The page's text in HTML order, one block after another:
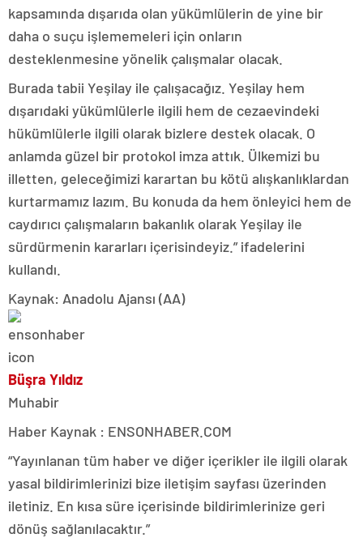
kapsamında dışarıda olan yükümlülerin de yine bir
daha o suçu işlememeleri için onların
desteklenmesine yönelik çalışmalar olacak.
Burada tabii Yeşilay ile çalışacağız. Yeşilay hem
dışarıdaki yükümlülerle ilgili hem de cezaevindeki
hükümlülerle ilgili olarak bizlere destek olacak. O
anlamda güzel bir protokol imza attık. Ülkemizi bu
illetten, geleceğimizi karartan bu kötü alışkanlıklardan
kurtarmamız lazım. Bu konuda da hem önleyici hem de
caydırıcı çalışmaların bakanlık olarak Yeşilay ile
sürdürmenin kararları içerisindeyiz.” ifadelerini
kullandı.
Kaynak: Anadolu Ajansı (AA)
Büşra Yıldız
Muhabir
Haber Kaynak : ENSONHABER.COM
“Yayınlanan tüm haber ve diğer içerikler ile ilgili olarak
yasal bildirimlerinizi bize iletişim sayfası üzerinden
iletiniz. En kısa süre içerisinde bildirimlerinize geri
dönüş sağlanılacaktır.”